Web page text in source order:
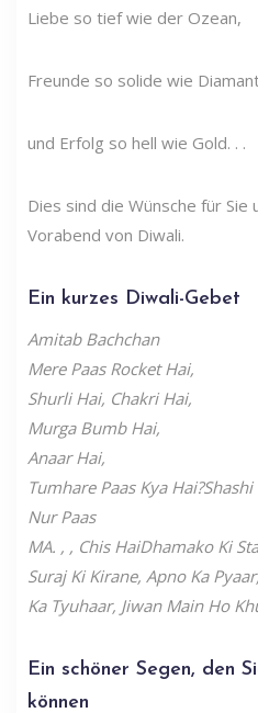
Liebe so tief wie der Ozean,
Freunde so solide wie
und Erfolg so hell wie Gold. . .
Dies sind die Wünsche für Sie
Vorabend von Diwali.
Ein kurzes Diwali-Gebet
Amitab Bachchan
Mere Paas Rocket Hai,
Shurli Hai, Chakri Hai,
Murga Bumb Hai,
Anaar Hai,
Tumhare Paas Kya
Nur Paas
MA. , , Chis HaiDhamako Ki
Suraj Ki Kirane, Apno Ka
Ka Tyuhaar, Jiwan Main Ho
Ein schöner Segen, den
können